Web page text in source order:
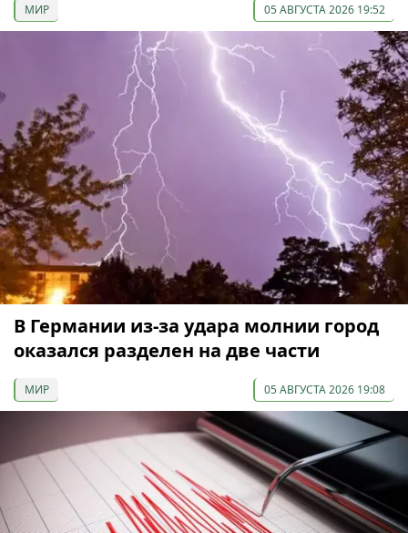
МИР 05 АВГУСТА 2026 19:52
В Германии из-за удара молнии город
оказался разделен на две части
МИР 05 АВГУСТА 2026 19:08